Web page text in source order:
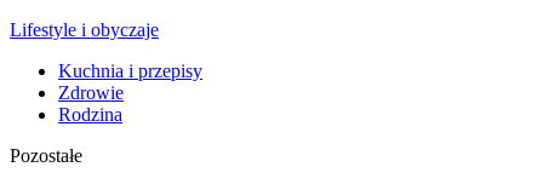
Lifestyle i obyczaje
Kuchnia i przepisy
Zdrowie
Rodzina
Pozostałe